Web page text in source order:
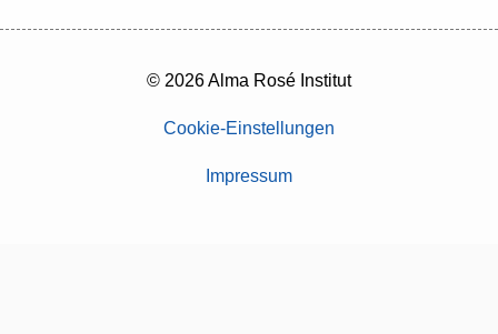
© 2026 Alma Rosé Institut
Cookie-Einstellungen
Impressum